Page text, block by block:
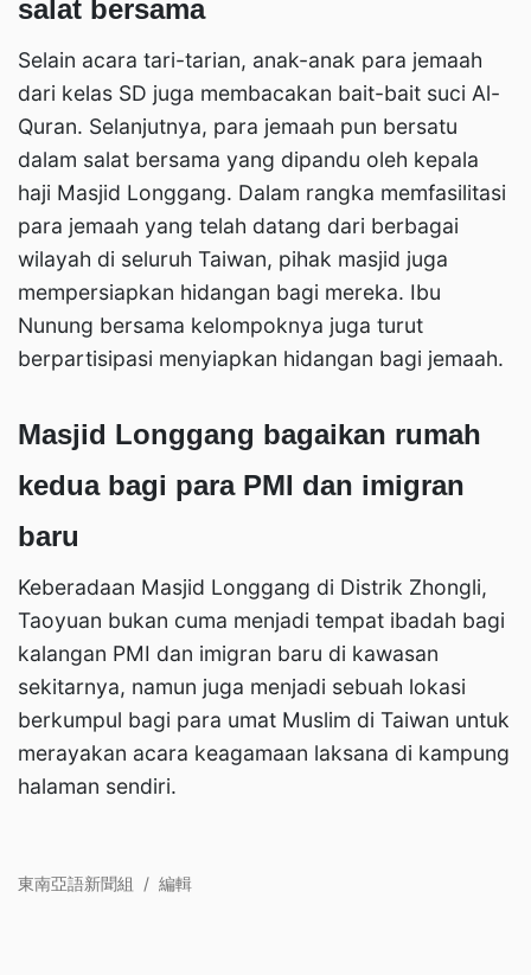
salat bersama
Selain acara tari-tarian, anak-anak para jemaah
dari kelas SD juga membacakan bait-bait suci Al-
Quran. Selanjutnya, para jemaah pun bersatu
dalam salat bersama yang dipandu oleh kepala
haji Masjid Longgang. Dalam rangka memfasilitasi
para jemaah yang telah datang dari berbagai
wilayah di seluruh Taiwan, pihak masjid juga
mempersiapkan hidangan bagi mereka. Ibu
Nunung bersama kelompoknya juga turut
berpartisipasi menyiapkan hidangan bagi jemaah.
Masjid Longgang bagaikan rumah
kedua bagi para PMI dan imigran
baru
Keberadaan Masjid Longgang di Distrik Zhongli,
Taoyuan bukan cuma menjadi tempat ibadah bagi
kalangan PMI dan imigran baru di kawasan
sekitarnya, namun juga menjadi sebuah lokasi
berkumpul bagi para umat Muslim di Taiwan untuk
merayakan acara keagamaan laksana di kampung
halaman sendiri.
東南亞語新聞組 / 編輯